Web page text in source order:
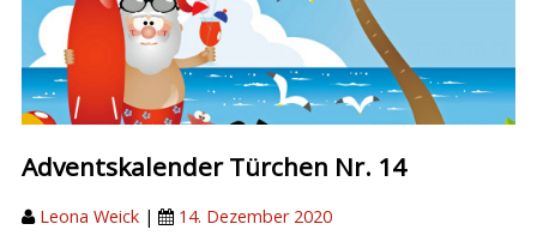
Adventskalender Türchen Nr. 14
Leona Weick| 14. Dezember 2020